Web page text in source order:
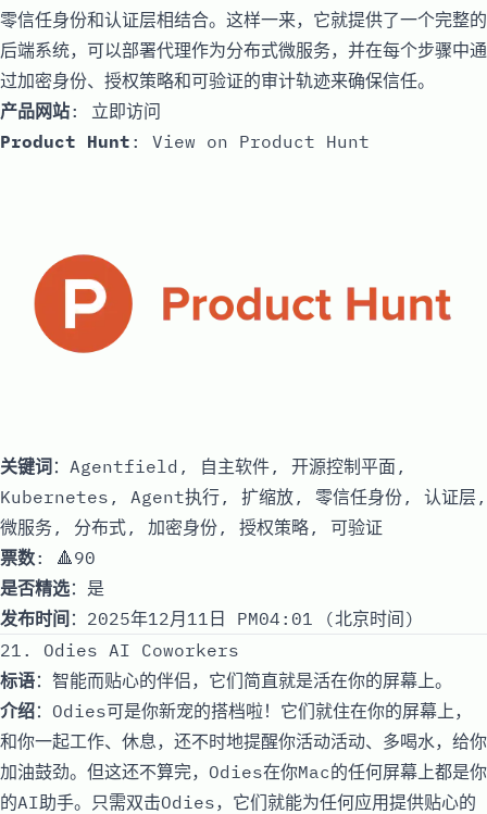
零信任身份和认证层相结合。这样一来，它就提供了一个完整的
后端系统，可以部署代理作为分布式微服务，并在每个步骤中通
过加密身份、授权策略和可验证的审计轨迹来确保信任。
产品网站: 立即访问
Product Hunt : View on Product Hunt
关键词：Agentfield, 自主软件, 开源控制平面,
Kubernetes, Agent执行, 扩缩放, 零信任身份, 认证层,
微服务, 分布式, 加密身份, 授权策略, 可验证
票数: 🔺90
是否精选：是
发布时间 ：2025年12月11日 PM04:01 (北京时间)
21. Odies AI Coworkers
标语：智能而贴心的伴侣，它们简直就是活在你的屏幕上。
介绍：Odies可是你新宠的搭档啦！它们就住在你的屏幕上，
和你一起工作、休息，还不时地提醒你活动活动、多喝水，给你
加油鼓劲。但这还不算完，Odies在你Mac的任何屏幕上都是你
的AI助手。只需双击Odies，它们就能为任何应用提供贴心的